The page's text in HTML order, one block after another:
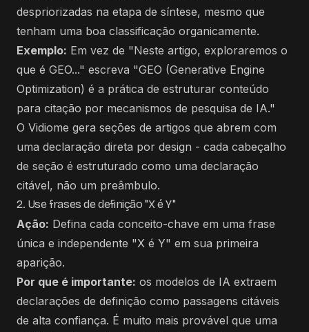
despriorizadas na etapa de síntese, mesmo que
tenham uma boa classificação organicamente.
Exemplo: Em vez de "Neste artigo, exploraremos o
que é GEO..." escreva "GEO (Generative Engine
Optimization) é a prática de estruturar conteúdo
para citação por mecanismos de pesquisa de IA."
O Vidiome gera seções de artigos que abrem com
uma declaração direta por design - cada cabeçalho
de seção é estruturado como uma declaração
citável, não um preâmbulo.
2. Use frases de definição "X é Y"
Ação: Defina cada conceito-chave em uma frase
única e independente "X é Y" em sua primeira
aparição.
Por que é importante: os modelos de IA extraem
declarações de definição como passagens citáveis ​​
de alta confiança. É muito mais provável que uma